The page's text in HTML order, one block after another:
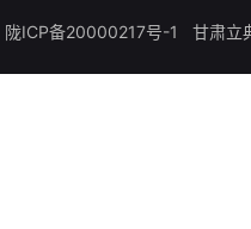
陇ICP备20000217号-1 甘肃立